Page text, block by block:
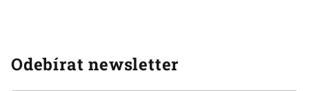
Odebírat newsletter